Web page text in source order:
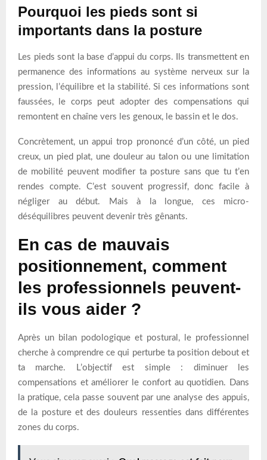
Pourquoi les pieds sont si
importants dans la posture
Les pieds sont la base d’appui du corps. Ils transmettent en
permanence des informations au système nerveux sur la
pression, l’équilibre et la stabilité. Si ces informations sont
faussées, le corps peut adopter des compensations qui
remontent en chaîne vers les genoux, le bassin et le dos.
Concrètement, un appui trop prononcé d’un côté, un pied
creux, un pied plat, une douleur au talon ou une limitation
de mobilité peuvent modifier ta posture sans que tu t’en
rendes compte. C’est souvent progressif, donc facile à
négliger au début. Mais à la longue, ces micro-
déséquilibres peuvent devenir très gênants.
En cas de mauvais
positionnement, comment
les professionnels peuvent-
ils vous aider ?
Après un bilan podologique et postural, le professionnel
cherche à comprendre ce qui perturbe ta position debout et
ta marche. L’objectif est simple : diminuer les
compensations et améliorer le confort au quotidien. Dans
la pratique, cela passe souvent par une analyse des appuis,
de la posture et des douleurs ressenties dans différentes
zones du corps.